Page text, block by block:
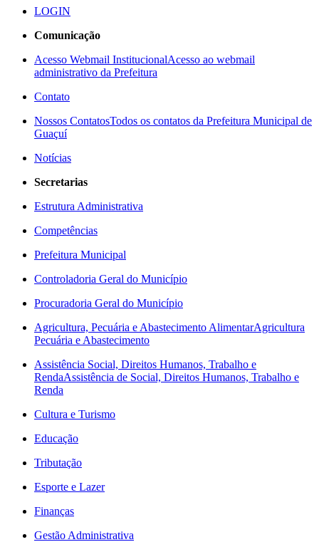
LOGIN
Comunicação
Acesso Webmail InstitucionalAcesso ao webmail
administrativo da Prefeitura
Contato
Nossos ContatosTodos os contatos da Prefeitura Municipal de
Guaçuí
Notícias
Secretarias
Estrutura Administrativa
Competências
Prefeitura Municipal
Controladoria Geral do Município
Procuradoria Geral do Município
Agricultura, Pecuária e Abastecimento AlimentarAgricultura
Pecuária e Abastecimento
Assistência Social, Direitos Humanos, Trabalho e
RendaAssistência de Social, Direitos Humanos, Trabalho e
Renda
Cultura e Turismo
Educação
Tributação
Esporte e Lazer
Finanças
Gestão Administrativa